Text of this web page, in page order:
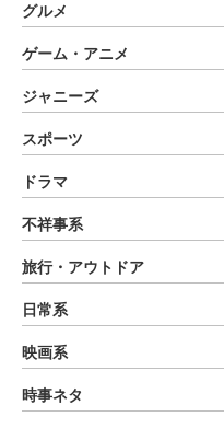
グルメ
ゲーム・アニメ
ジャニーズ
スポーツ
ドラマ
不祥事系
旅行・アウトドア
日常系
映画系
時事ネタ